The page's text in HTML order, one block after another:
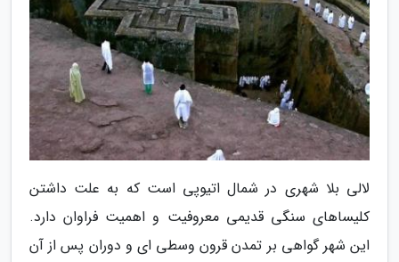
لالی بلا شهری در شمال اتیوپی است که به علت داشتن
کلیساهای سنگی قدیمی معروفیت و اهمیت فراوان دارد.
این شهر گواهی بر تمدن قرون وسطی ای و دوران پس از آن